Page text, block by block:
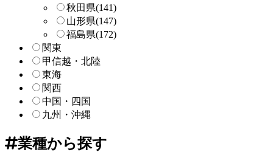
秋田県(141)
山形県(147)
福島県(172)
関東
甲信越・北陸
東海
関西
中国・四国
九州・沖縄
業種から探す